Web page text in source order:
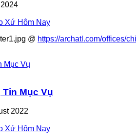
Xứ Hôm Nay
@ https://archatl.com/offices/
Mục Vụ
2022
Xứ Hôm Nay